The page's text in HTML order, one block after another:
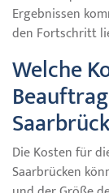
Ergebnissen
den Fortschritt
Welche
Die Kosten für
Saarbrücken